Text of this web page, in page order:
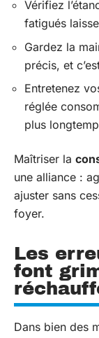
Vérifiez
fatigués
Gardez la
précis, et
Entretenez
réglée
plus
Maîtriser la
une alliance :
ajuster sans
foyer.
Les
font
Dans bien des